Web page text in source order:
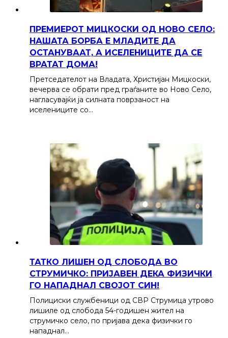
ПРЕМИЕРОТ МИЦКОСКИ ОД НОВО СЕЛО:
НАШАТА БОРБА Е МЛАДИТЕ ДА
ОСТАНУВААТ, А ИСЕЛЕНИЦИТЕ ДА СЕ
ВРАТАТ ДОМА!
Претседателот на Владата, Христијан Мицкоски,
вечерва се обрати пред граѓаните во Ново Село,
нагласувајќи ја силната поврзаност на
иселениците со…
ТАТКО ЛИШЕН ОД СЛОБОДА ВО
СТРУМИЧКО: ПРИЈАВЕН ДЕКА ФИЗИЧКИ
ГО НАПАДНАЛ СВОЈОТ СИН!
Полициски службеници од СВР Струмица утрово
лишиле од слобода 54-годишен жител на
струмичко село, по пријава дека физички го
нападнал…